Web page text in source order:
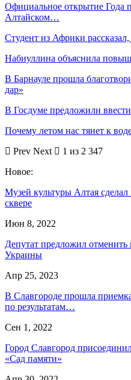
Официальное открытие Года
Алтайском…
Студент из Африки
Набиуллина объяснила
В Барнауле прошла
дар»
В Госдуме предложили
Почему летом нас тянет к
Prev Next
1 из 2 347
Новое:
Музей культуры Алтая
сквере
Июн 8, 2022
Депутат предложил отменить
Украины
Апр 25, 2023
В Славгороде прошла
по результатам…
Сен 1, 2022
Город Славгород
«Сад памяти»